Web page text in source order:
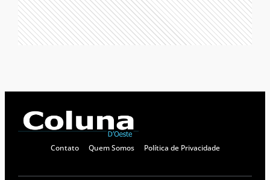
Contato Quem Somos Política de Privacidade